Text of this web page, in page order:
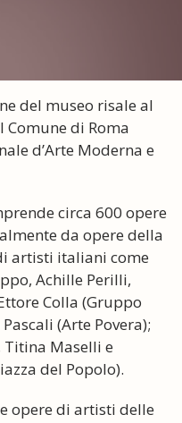
del museo risale al
Comune di Roma
d’Arte Moderna e
circa 600 opere
da opere della
artisti italiani come
Achille Perilli,
Colla (Gruppo
(Arte Povera);
Titina Maselli e
del Popolo).
opere di artisti delle